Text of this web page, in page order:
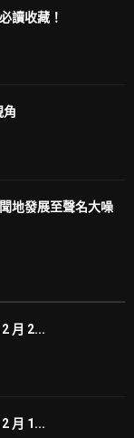
讀收藏！
角
地發展至聲名大噪
月 2...
月 1...